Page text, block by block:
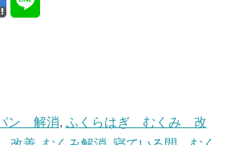
ン 解消, ふくらはぎ むくみ 改